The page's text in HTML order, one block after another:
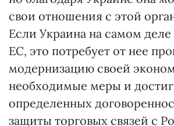
свои отношения с этой
Если Украина на самом деле
ЕС, это потребует от нее
модернизацию своей
необходимые меры и
определенных
защиты торговых связей с